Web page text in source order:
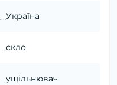
Україна
скло
ущільнювач